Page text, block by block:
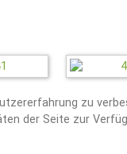
zu
der Seite zur